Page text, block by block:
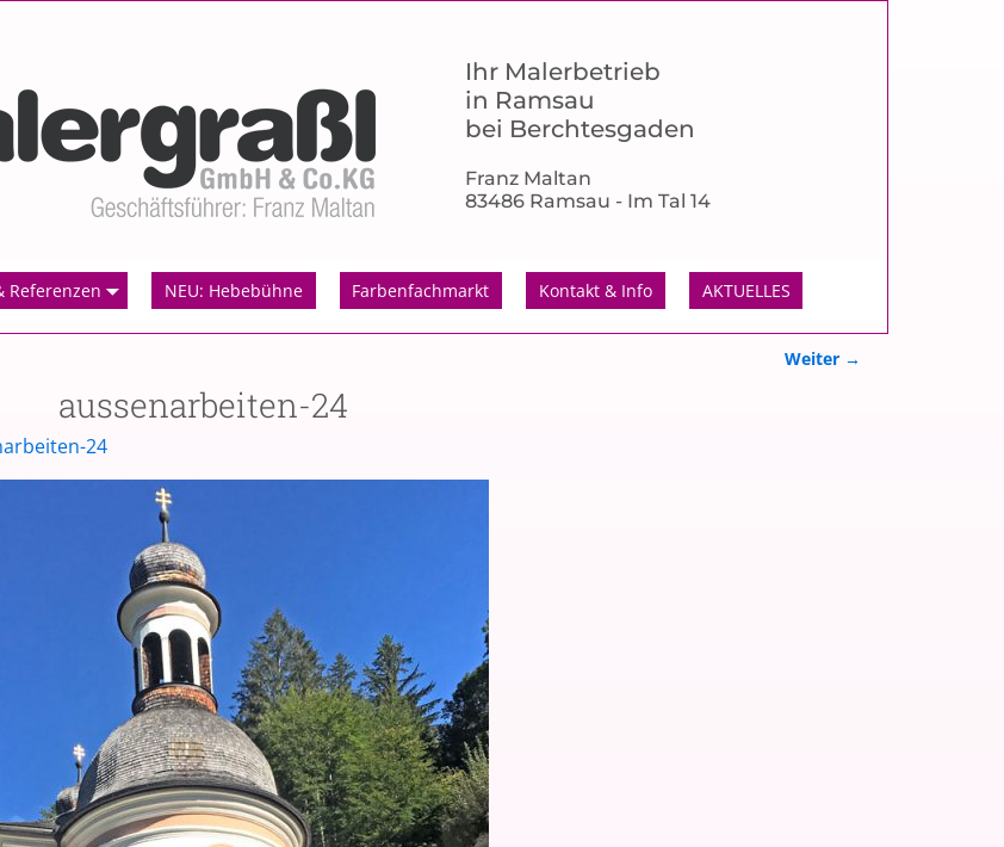
Ihr Malerbetrieb
in Ramsau
bei Berchtesgaden
Franz Maltan
83486 Ramsau - Im Tal 14
Referenzen NEU: Hebebühne Farbenfachmarkt Kontakt & Info AKTUELLES
Weiter →
aussenarbeiten-24
24